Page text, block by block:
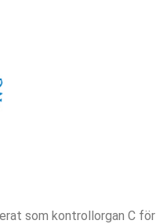
som kontrollorgan C för